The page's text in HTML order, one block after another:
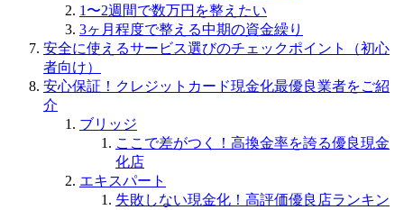
1〜2週間で数万円を整えたい
3ヶ月程度で整える中期の資金繰り
安全に使えるサービス選びのチェックポイント（初心
者向け）
安心保証！クレジットカード現金化最優良業者をご紹
介
ブリッジ
ここで差がつく！高換金率を誇る優良現金
化店
エキスパート
失敗しない現金化！高評価優良店ランキン